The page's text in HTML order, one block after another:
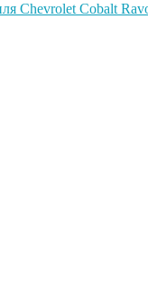
Chevrolet Cobalt